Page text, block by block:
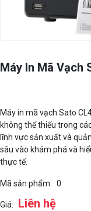
Máy In Mã Vạch
Máy in mã vạch Sato
không thể thiếu trong
lĩnh vực sản xuất và
sâu vào khám phá và
thực tế.
Mã sản phẩm: 0
Giá: Liên hệ